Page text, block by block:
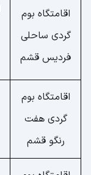
اقامتگاه بوم
گردی ساحلی
فردیس قشم
اقامتگاه بوم
گردی هفت
رنگو قشم